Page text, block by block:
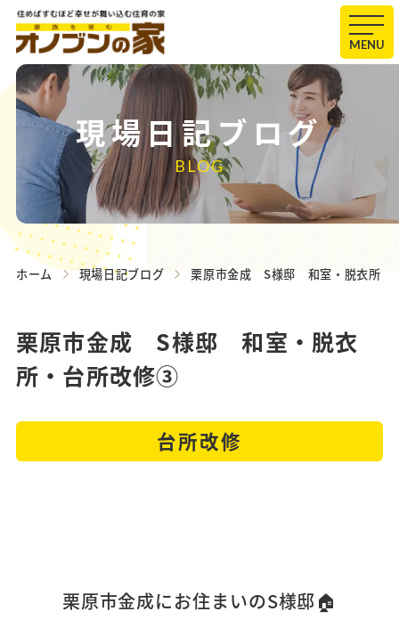
MENU
現場日記ブログ
BLOG
ホーム 現場日記ブログ 栗原市金成 S様邸 和室・脱衣所
栗原市金成 S様邸 和室・脱衣
所・台所改修③
台所改修
栗原市金成にお住まいのS様邸🏠